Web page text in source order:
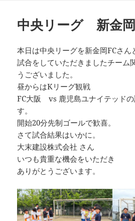
中央リーグ 新金
本日は中央リーグを新金岡FCさん
試合をしていただきましたチーム
うございました。
昼からはKリーグ観戦
FC大阪 vs 鹿児島ユナイテッドの
す。
開始20分先制ゴールで歓喜。
さて試合結果はいかに。
大末建設株式会社 さん
いつも貴重な機会をいただき
ありがとうございます。